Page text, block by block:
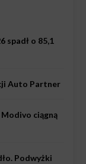
spadł o 85,1
Auto Partner
ciągną
Podwyżki